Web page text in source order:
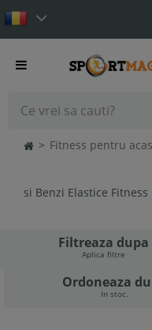
Toggle
> Fitness pentru
si Benzi Elastice Fitness
Filtreaza dupa
Aplica filtre
Ordoneaza
In stoc.